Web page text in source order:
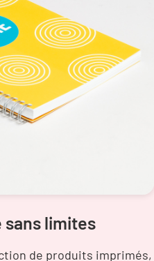
sans limites
de produits imprimés,